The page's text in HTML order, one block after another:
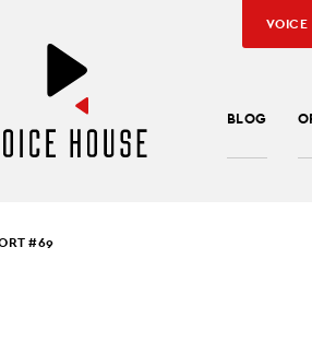
BLOG
VOICE
#69